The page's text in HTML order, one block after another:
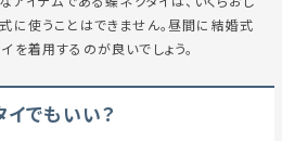
に使うことはできません。昼間に結婚式
を着用するのが良いでしょう。
でもいい？